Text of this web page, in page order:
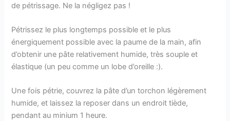
de pétrissage. Ne la négligez pas !
Pétrissez le plus longtemps possible et le plus
énergiquement possible avec la paume de la main, afin
d’obtenir une pâte relativement humide, très souple et
élastique (un peu comme un lobe d’oreille :).
Une fois pétrie, couvrez la pâte d’un torchon légèrement
humide, et laissez la reposer dans un endroit tiède,
pendant au minium 1 heure.